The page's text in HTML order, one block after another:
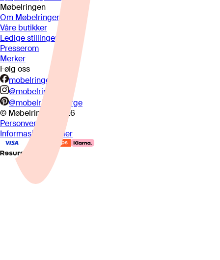
Møbelringen
Om Møbelringen
Våre butikker
Ledige stillinger
Presserom
Merker
Følg oss
mobelringen.no
@mobelringen
@mobelringennorge
© Møbelringen
2026
Personvern
Informasjonskapsler